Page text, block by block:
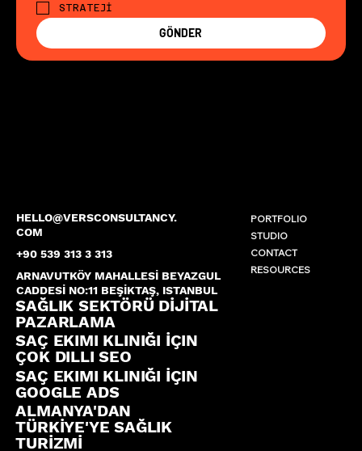
HELLO@VERSCONSULTANCY.
COM
+90 539 313 3 313
ARNAVUTKÖY MAHALLESİ BEYAZGUL
CADDESİ NO:11 BEŞİKTAŞ, ISTANBUL
SAĞLIK SEKTÖRÜ DİJİTAL
PAZARLAMA
SAÇ EKIMI KLINIĞI İÇIN
ÇOK DILLI SEO
SAÇ EKIMI KLINIĞI İÇIN
GOOGLE ADS
ALMANYA'DAN
TÜRKİYE'YE SAĞLIK
TURİZMİ
PORTFOLIO
STUDIO
CONTACT
RESOURCES
STRATEJİ
GÖNDER